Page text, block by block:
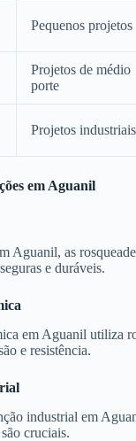
Pequenos projetos
Projetos de médio
porte
Projetos industriais
em Aguanil
Aguanil, as
e duráveis.
em Aguanil utiliza
e resistência.
industrial em
cruciais.